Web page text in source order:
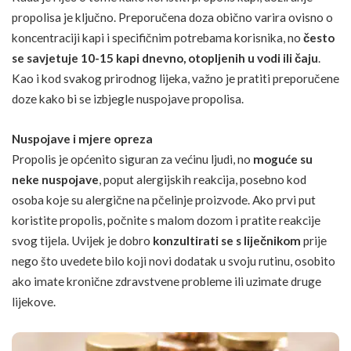
propolisa je ključno. Preporučena doza obično varira ovisno o
koncentraciji kapi i specifičnim potrebama korisnika, no često
se savjetuje 10-15 kapi dnevno, otopljenih u vodi ili čaju
Kao i kod svakog prirodnog lijeka, važno je pratiti preporučene
doze kako bi se izbjegle nuspojave propolisa.
Nuspojave i mjere opreza
Propolis je općenito siguran za većinu ljudi, no moguće su
neke nuspojave, poput alergijskih reakcija, posebno kod
osoba koje su alergične na pčelinje proizvode. Ako prvi put
koristite propolis, počnite s malom dozom i pratite reakcije
svog tijela. Uvijek je dobro konzultirati se s liječnikom prije
nego što uvedete bilo koji novi dodatak u svoju rutinu, osobito
ako imate kronične zdravstvene probleme ili uzimate druge
lijekove.